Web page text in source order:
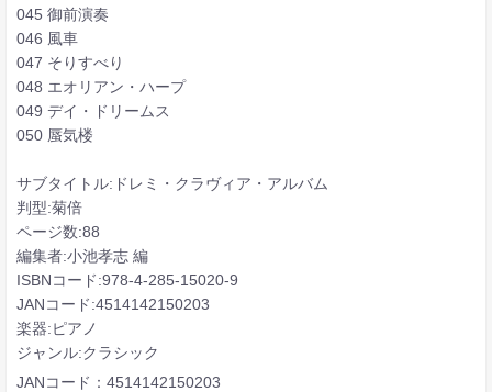
045 御前演奏
046 風車
047 そりすべり
048 エオリアン・ハープ
049 デイ・ドリームス
050 蜃気楼
サブタイトル:ドレミ・クラヴィア・アルバム
判型:菊倍
ページ数:88
編集者:小池孝志 編
ISBNコード:978-4-285-15020-9
JANコード:4514142150203
楽器:ピアノ
ジャンル:クラシック
JANコード：4514142150203